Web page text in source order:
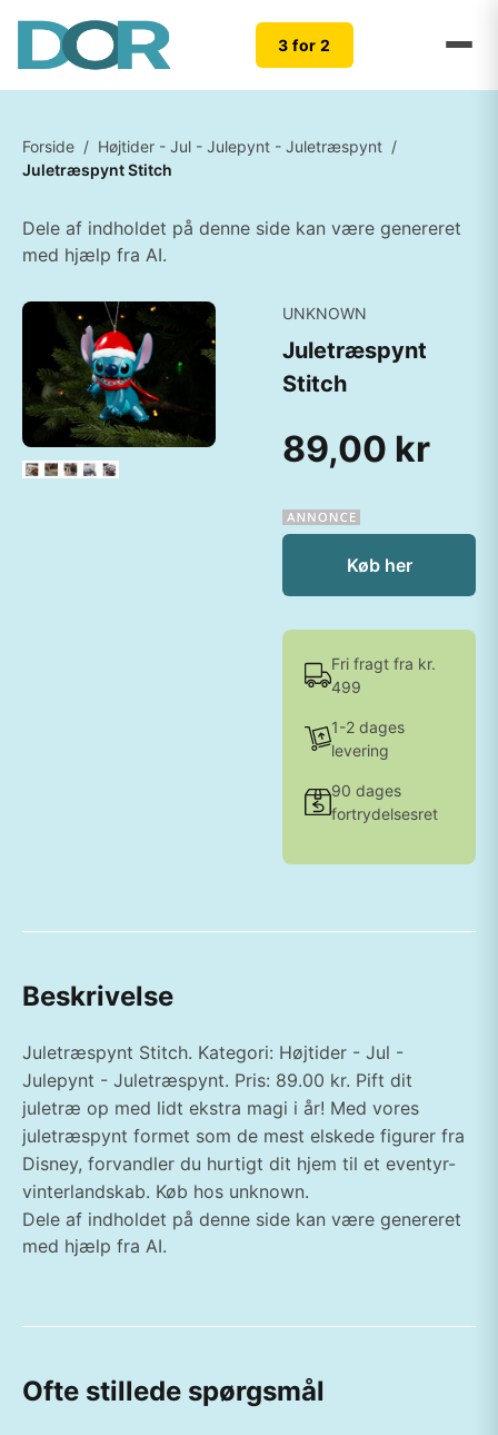
3 for 2
Forside / Højtider - Jul - Julepynt - Juletræspynt /
Juletræspynt Stitch
Dele af indholdet på denne side kan være genereret
med hjælp fra AI.
UNKNOWN
Juletræspynt
Stitch
89,00 kr
Køb her
Fri fragt fra kr.
499
1-2 dages
levering
90 dages
fortrydelsesret
Beskrivelse
Juletræspynt Stitch. Kategori: Højtider - Jul -
Julepynt - Juletræspynt. Pris: 89.00 kr. Pift dit
juletræ op med lidt ekstra magi i år! Med vores
juletræspynt formet som de mest elskede figurer fra
Disney, forvandler du hurtigt dit hjem til et eventyr-
vinterlandskab. Køb hos unknown.
Dele af indholdet på denne side kan være genereret
med hjælp fra AI.
Ofte stillede spørgsmål